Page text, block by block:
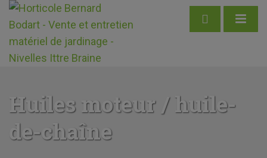
Huiles moteur / huile-
de-chaîne